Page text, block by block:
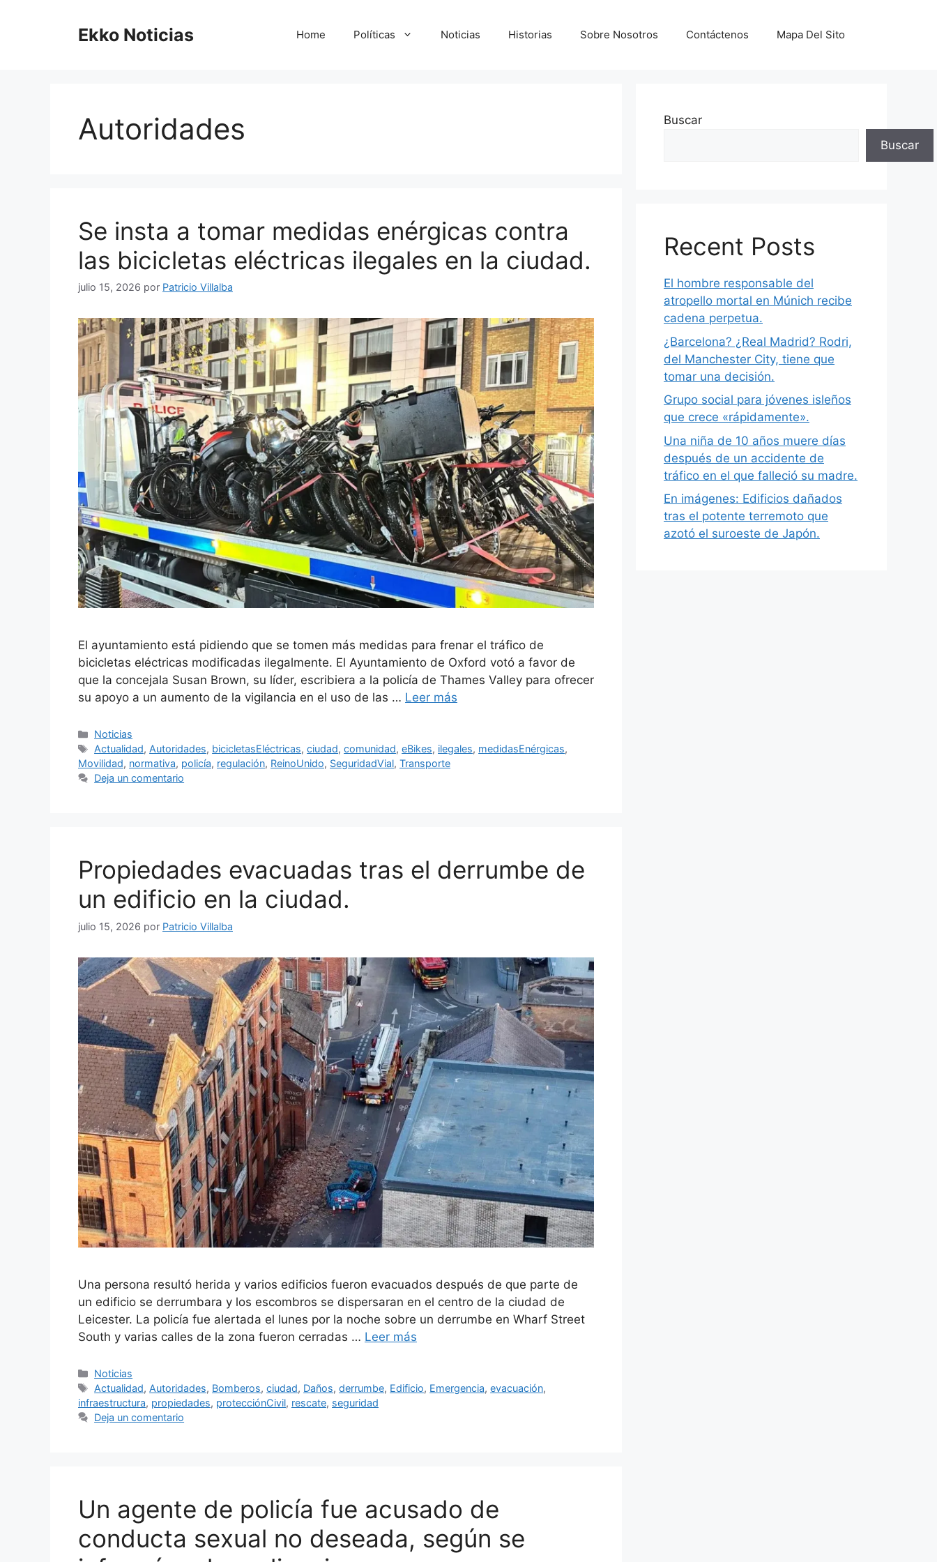
Ekko Noticias Home Políticas Noticias Historias Sobre Nosotros Contáctenos Mapa Del Sito
Autoridades
Se insta a tomar medidas enérgicas contra
las bicicletas eléctricas ilegales en la ciudad.
julio 15, 2026 por Patricio Villalba
El ayuntamiento está pidiendo que se tomen más medidas para frenar el tráfico de
bicicletas eléctricas modificadas ilegalmente. El Ayuntamiento de Oxford votó a favor de
que la concejala Susan Brown, su líder, escribiera a la policía de Thames Valley para ofrecer
su apoyo a un aumento de la vigilancia en el uso de las … Leer más
Categorías
Noticias
Etiquetas
Actualidad, Autoridades, bicicletasEléctricas,ciudad,comunidad,eBikes, ilegales, medidasEnérgicas,
Movilidad, normativa, policía, regulación, ReinoUnido, SeguridadVial, Transporte
Deja un comentario
Propiedades evacuadas tras el derrumbe de
un edificio en la ciudad.
julio 15, 2026 por Patricio Villalba
Una persona resultó herida y varios edificios fueron evacuados después de que parte de
un edificio se derrumbara y los escombros se dispersaran en el centro de la ciudad de
Leicester. La policía fue alertada el lunes por la noche sobre un derrumbe en Wharf Street
South y varias calles de la zona fueron cerradas … Leer más
Categorías
Noticias
Etiquetas
Actualidad, Autoridades, Bomberos,ciudad, Daños,derrumbe, Edificio, Emergencia,evacuación,
infraestructura, propiedades, protecciónCivil, rescate, seguridad
Deja un comentario
Un agente de policía fue acusado de
conducta sexual no deseada, según se
Buscar
Buscar
Recent Posts
El hombre responsable del
atropello mortal en Múnich recibe
cadena perpetua.
¿Barcelona? ¿Real Madrid? Rodri,
del Manchester City, tiene que
tomar una decisión.
Grupo social para jóvenes isleños
que crece «rápidamente».
Una niña de 10 años muere días
después de un accidente de
tráfico en el que falleció su madre.
En imágenes: Edificios dañados
tras el potente terremoto que
azotó el suroeste de Japón.